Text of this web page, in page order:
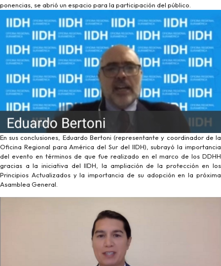
ponencias, se abrió un espacio para la participación del público.
En sus conclusiones, Eduardo Bertoni (representante y coordinador de la
Oficina Regional para América del Sur del IIDH), subrayó la importancia
del evento en términos de que fue realizado en el marco de los DDHH
gracias a la iniciativa del IIDH, la ampliación de la protección en los
Principios Actualizados y la importancia de su adopción en la próxima
Asamblea General.